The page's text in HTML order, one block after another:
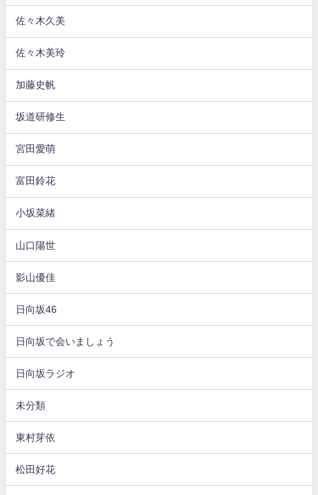
佐々木久美
佐々木美玲
加藤史帆
坂道研修生
宮田愛萌
富田鈴花
小坂菜緒
山口陽世
影山優佳
日向坂46
日向坂で会いましょう
日向坂ラジオ
未分類
東村芽依
松田好花